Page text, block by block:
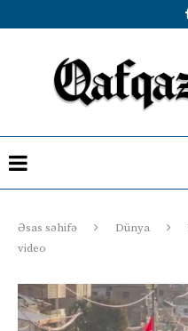
Əsas səhifə Dünya
video